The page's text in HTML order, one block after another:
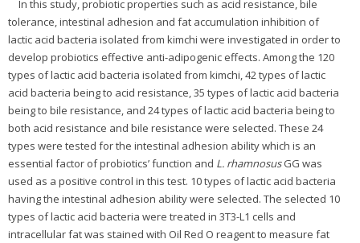
In this study, probiotic properties such as acid resistance, bile
tolerance, intestinal adhesion and fat accumulation inhibition of
lactic acid bacteria isolated from kimchi were investigated in order to
develop probiotics effective anti-adipogenic effects. Among the 120
types of lactic acid bacteria isolated from kimchi, 42 types of lactic
acid bacteria being to acid resistance, 35 types of lactic acid bacteria
being to bile resistance, and 24 types of lactic acid bacteria being to
both acid resistance and bile resistance were selected. These 24
types were tested for the intestinal adhesion ability which is an
essential factor of probiotics’ function and L. rhamnosusGG was
used as a positive control in this test. 10 types of lactic acid bacteria
having the intestinal adhesion ability were selected. The selected 10
types of lactic acid bacteria were treated in 3T3-L1 cells and
intracellular fat was stained with Oil Red O reagent to measure fat